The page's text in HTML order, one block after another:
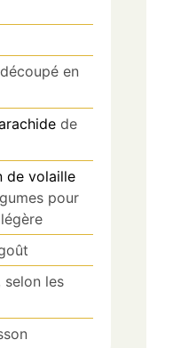
découpé en
de
de volaille
pour
les